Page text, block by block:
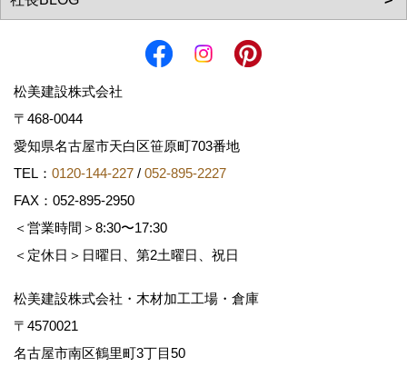
松美建設株式会社
〒468-0044
愛知県名古屋市天白区笹原町703番地
TEL： 0120-144-227 / 052-895-2227
FAX：052-895-2950
＜営業時間＞8:30〜17:30
＜定休日＞日曜日、第2土曜日、祝日
松美建設株式会社・木材加工工場・倉庫
〒4570021
名古屋市南区鶴里町3丁目50